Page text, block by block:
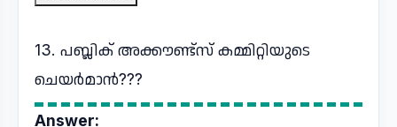
13. പബ്ലിക് അക്കൗണ്ട്സ് കമ്മിറ്റിയുടെ
ചെയർമാൻ???
Answer: